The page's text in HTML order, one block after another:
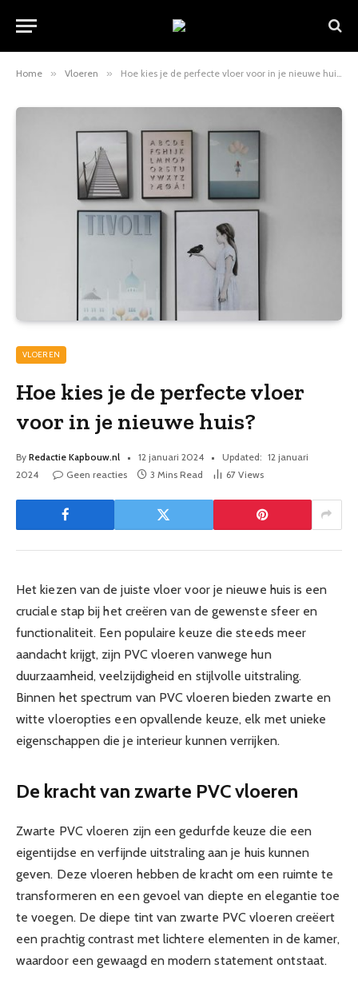
Home » Vloeren » Hoe kies je de perfecte vloer voor in je nieuwe huis?
VLOEREN
Hoe kies je de perfecte vloer
voor in je nieuwe huis?
By Redactie Kapbouw.nl 12 januari 2024 Updated: 12 januari
2024
Geen reacties 3 Mins Read 67 Views
Het kiezen van de juiste vloer voor je nieuwe huis is een
cruciale stap bij het creëren van de gewenste sfeer en
functionaliteit. Een populaire keuze die steeds meer
aandacht krijgt, zijn PVC vloeren vanwege hun
duurzaamheid, veelzijdigheid en stijlvolle uitstraling.
Binnen het spectrum van PVC vloeren bieden zwarte en
witte vloeropties een opvallende keuze, elk met unieke
eigenschappen die je interieur kunnen verrijken.
De kracht van zwarte PVC vloeren
Zwarte PVC vloeren zijn een gedurfde keuze die een
eigentijdse en verfijnde uitstraling aan je huis kunnen
geven. Deze vloeren hebben de kracht om een ruimte te
transformeren en een gevoel van diepte en elegantie toe
te voegen. De diepe tint van zwarte PVC vloeren creëert
een prachtig contrast met lichtere elementen in de kamer,
waardoor een gewaagd en modern statement ontstaat.